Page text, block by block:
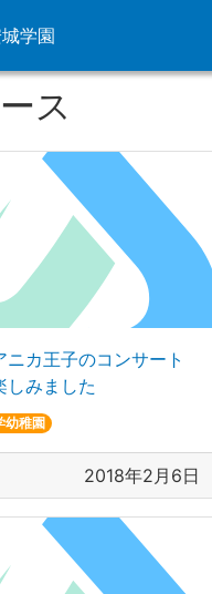
学園
ス
ニカ王子のコンサート
しみました
幼稚園
2018年2月6日